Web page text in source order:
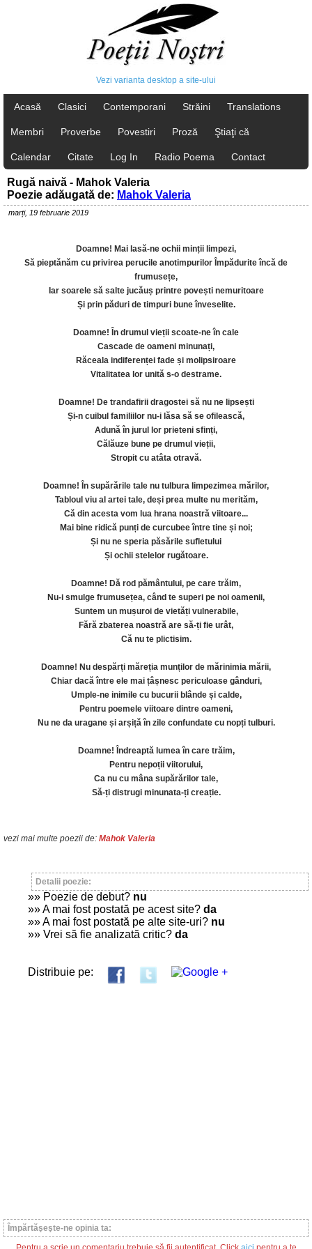
Vezi varianta desktop a site-ului
Acasă Clasici Contemporani Străini Translations
Membri Proverbe Povestiri Proză Ştiaţi că
Calendar Citate Log In Radio Poema Contact
Rugă naivă - Mahok Valeria
Poezie adăugată de: Mahok Valeria
marți, 19 februarie 2019
Doamne! Mai lasă-ne ochii minții limpezi,
Să pieptănăm cu privirea perucile anotimpurilor Împădurite încă de
frumusețe,
Iar soarele să salte jucăuș printre povești nemuritoare
Și prin păduri de timpuri bune înveselite.
Doamne! În drumul vieții scoate-ne în cale
Cascade de oameni minunați,
Răceala indiferenței fade și molipsiroare
Vitalitatea lor unită s-o destrame.
Doamne! De trandafirii dragostei să nu ne lipsești
Și-n cuibul familiilor nu-i lăsa să se ofilească,
Adună în jurul lor prieteni sfinți,
Călăuze bune pe drumul vieții,
Stropit cu atâta otravă.
Doamne! În supărările tale nu tulbura limpezimea mărilor,
Tabloul viu al artei tale, deși prea multe nu merităm,
Că din acesta vom lua hrana noastră viitoare...
Mai bine ridică punți de curcubee între tine și noi;
Și nu ne speria păsările sufletului
Și ochii stelelor rugătoare.
Doamne! Dă rod pământului, pe care trăim,
Nu-i smulge frumusețea, când te superi pe noi oamenii,
Suntem un mușuroi de vietăți vulnerabile,
Fără zbaterea noastră are să-ți fie urât,
Că nu te plictisim.
Doamne! Nu despărți măreția munților de mărinimia mării,
Chiar dacă între ele mai țâșnesc periculoase gânduri,
Umple-ne inimile cu bucurii blânde și calde,
Pentru poemele viitoare dintre oameni,
Nu ne da uragane și arșiță în zile confundate cu nopți tulburi.
Doamne! Îndreaptă lumea în care trăim,
Pentru nepoții viitorului,
Ca nu cu mâna supărărilor tale,
Să-ți distrugi minunata-ți creație.
vezi mai multe poezii de: Mahok Valeria
Detalii poezie:
»» Poezie de debut? nu
»» A mai fost postată pe acest site? da
»» A mai fost postată pe alte site-uri? nu
»» Vrei să fie analizată critic? da
Distribuie pe:
Împărtăşeşte-ne opinia ta: